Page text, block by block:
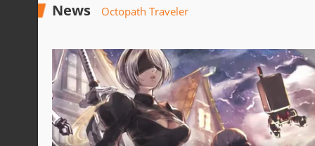
News Octopath Traveler